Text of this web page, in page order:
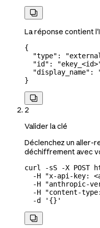

La réponse contient
{
  "type"
:
  "id"
:
  "display_name"
:
}

2
Valider la clé
Déclenchez un aller-
déchiffrement avec
curl -sS -X POST
  -H
"x-api-key:
  -H
"anthropic-
  -H
"content-
  -d
'{}'
